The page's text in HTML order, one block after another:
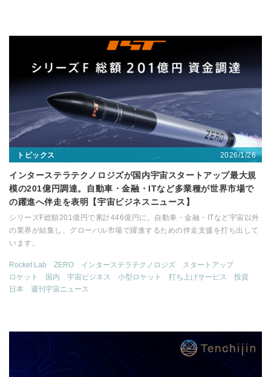
トピックス 2026/1/26
インターステラテクノロジズが国内宇宙スタートアップ最大規
模の201億円調達。自動車・金融・ITなど多業種が世界市場で
の躍進へ伴走を表明【宇宙ビジネスニュース】
シリーズF総額201億円で累計446億円に。自動車・金融・ITなど宇宙以外
の業界が結集し、グローバル市場で躍進するための伴走支援を打ち出して
います。
Rocket Lab ZERO インターステラテクノロジズ
スタートアップ
ロケット
国内 宇宙ビジネス 小型ロケット 打ち上げサービス
投資
日本
週刊宇宙ニュース